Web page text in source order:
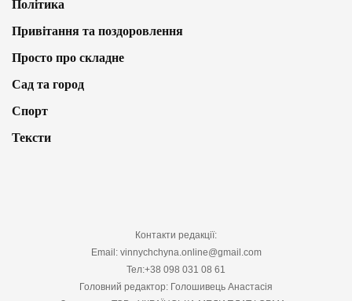
Політика
Привітання та поздоровлення
Просто про складне
Сад та город
Спорт
Тексти
Контакти редакції:
Email: vinnychchyna.online@gmail.com
Тел:+38 098 031 08 61
Головний редактор: Голошивець Анастасія